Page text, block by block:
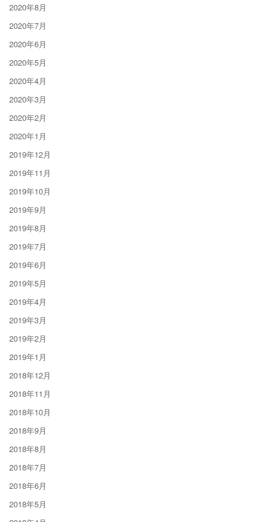
2020年8月
2020年7月
2020年6月
2020年5月
2020年4月
2020年3月
2020年2月
2020年1月
2019年12月
2019年11月
2019年10月
2019年9月
2019年8月
2019年7月
2019年6月
2019年5月
2019年4月
2019年3月
2019年2月
2019年1月
2018年12月
2018年11月
2018年10月
2018年9月
2018年8月
2018年7月
2018年6月
2018年5月